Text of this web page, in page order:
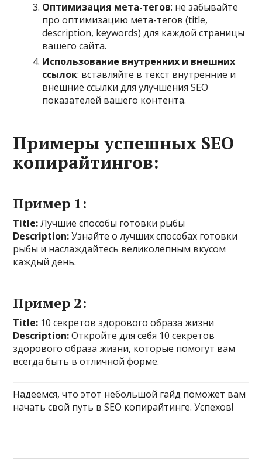
Оптимизация мета-тегов: не забывайте
про оптимизацию мета-тегов (title,
description, keywords) для каждой страницы
вашего сайта.
Использование внутренних и внешних
ссылок: вставляйте в текст внутренние и
внешние ссылки для улучшения SEO
показателей вашего контента.
Примеры успешных SEO
копирайтингов:
Пример 1:
Title:Лучшие способы готовки рыбы
Description:Узнайте о лучших способах готовки
рыбы и наслаждайтесь великолепным вкусом
каждый день.
Пример 2:
Title: 10 секретов здорового образа жизни
Description:Откройте для себя 10 секретов
здорового образа жизни, которые помогут вам
всегда быть в отличной форме.
Надеемся, что этот небольшой гайд поможет вам
начать свой путь в SEO копирайтинге. Успехов!